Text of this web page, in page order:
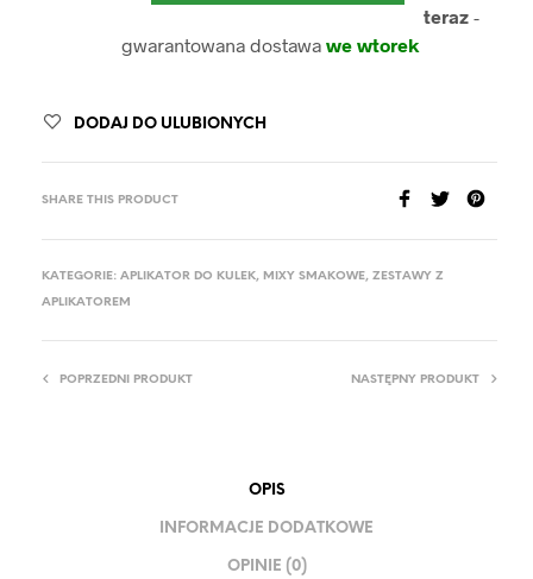
teraz-
gwarantowana dostawa we wtorek
DODAJ DO ULUBIONYCH
SHARE THIS PRODUCT
KATEGORIE: APLIKATOR DO KULEK, MIXY SMAKOWE, ZESTAWY Z
APLIKATOREM
POPRZEDNI PRODUKT NASTĘPNY PRODUKT
OPIS
INFORMACJE DODATKOWE
OPINIE (0)